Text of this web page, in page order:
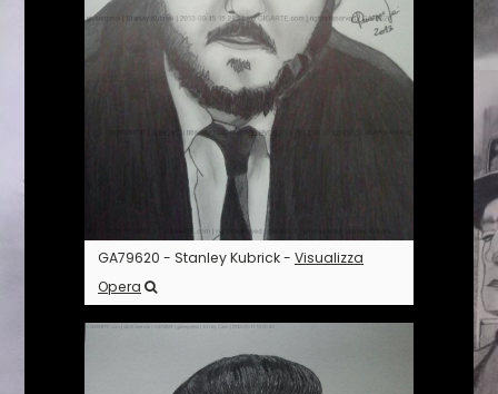
GA79620 - Stanley Kubrick - Visualizza
Opera